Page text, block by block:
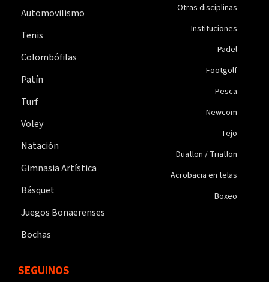
Automovilismo
Tenis
Colombófilas
Patín
Turf
Voley
Natación
Gimnasia Artística
Básquet
Juegos Bonaerenses
Bochas
Otras disciplinas
Instituciones
Padel
Footgolf
Pesca
Newcom
Tejo
Duatlon / Triatlon
Acrobacia en telas
Boxeo
SEGUINOS